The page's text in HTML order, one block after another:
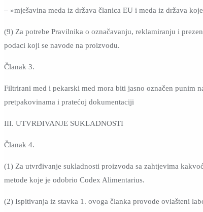
– »mješavina meda iz država članica EU i meda iz država
(9) Za potrebe Pravilnika o označavanju, reklamiranju i
podaci koji se navode na proizvodu.
Članak 3.
Filtrirani med i pekarski med mora biti jasno označen punim
pretpakovinama i pratećoj dokumentaciji
III. UTVRĐIVANJE SUKLADNOSTI
Članak 4.
(1) Za utvrđivanje sukladnosti proizvoda sa zahtjevima
metode koje je odobrio Codex Alimentarius.
(2) Ispitivanja iz stavka 1. ovoga članka provode ovlašteni